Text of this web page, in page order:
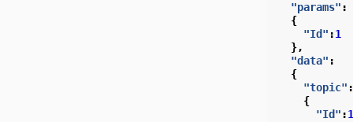
"params" :
{
"Id" :1
},
"data" :
{
"topic" :
{
"Id" :1